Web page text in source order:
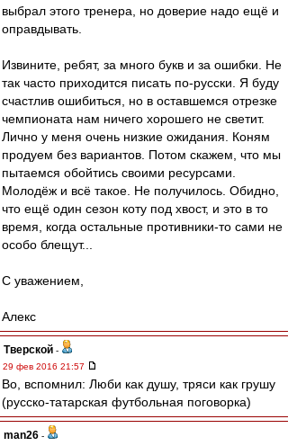
выбрал этого тренера, но доверие надо ещё и
оправдывать.
Извините, ребят, за много букв и за ошибки. Не
так часто приходится писать по-русски. Я буду
счастлив ошибиться, но в оставшемся отрезке
чемпионата нам ничего хорошего не светит.
Лично у меня очень низкие ожидания. Коням
продуем без вариантов. Потом скажем, что мы
пытаемся обойтись своими ресурсами.
Молодёж и всё такое. Не получилось. Обидно,
что ещё один сезон коту под хвост, и это в то
время, когда остальные противники-то сами не
особо блещут...
С уважением,
Алекс
Тверской -
29 фев 2016 21:57
Во, вспомнил: Люби как душу, тряси как грушу
(русско-татарская футбольная поговорка)
man26 -